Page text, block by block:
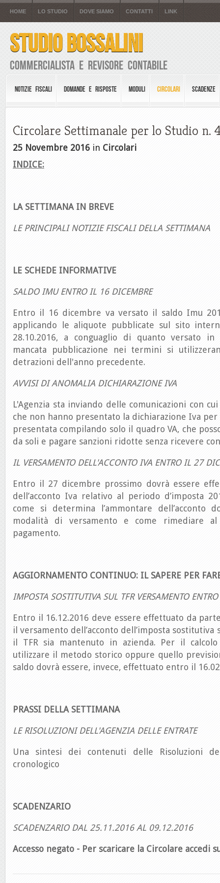
HOME LO STUDIO DOVE SIAMO CONTATTI LINK
STUDIO BOSSALINI
Commercialista e Revisore Contabile
NOTIZIE FISCALI DOMANDE E RISPOSTE MODULI CIRCOLARI SCADENZE
Circolare Settimanale per lo Studio n.
25 Novembre 2016 in Circolari
INDICE:
LA SETTIMANA IN BREVE
LE PRINCIPALI NOTIZIE FISCALI DELLA SETTIMANA
LE SCHEDE INFORMATIVE
SALDO IMU ENTRO IL 16 DICEMBRE
Entro il 16 dicembre va versato il saldo Imu
applicando le aliquote pubblicate sul sito
28.10.2016, a conguaglio di quanto versato
mancata pubblicazione nei termini si
detrazioni dell'anno precedente.
AVVISI DI ANOMALIA DICHIARAZIONE IVA
L'Agenzia sta inviando delle comunicazioni con
che non hanno presentato la dichiarazione Iva per
presentata compilando solo il quadro VA, che
da soli e pagare sanzioni ridotte senza ricevere
IL VERSAMENTO DELL'ACCONTO IVA ENTRO IL 27
Entro il 27 dicembre prossimo dovrà essere
dell’acconto Iva relativo al periodo d’imposta
come si determina l’ammontare dell’acconto
modalità di versamento e come rimediare
pagamento.
AGGIORNAMENTO CONTINUO: IL SAPERE PER
IMPOSTA SOSTITUTIVA SUL TFR VERSAMENTO
Entro il 16.12.2016 deve essere effettuato da
il versamento dell’acconto dell’imposta sostitutiva
il TFR sia mantenuto in azienda. Per il
utilizzare il metodo storico oppure quello
saldo dovrà essere, invece, effettuato entro il
PRASSI DELLA SETTIMANA
LE RISOLUZIONI DELL'AGENZIA DELLE ENTRATE
Una sintesi dei contenuti delle Risoluzioni
cronologico
SCADENZARIO
SCADENZARIO DAL 25.11.2016 AL 09.12.2016
Accesso negato - Per scaricare la Circolare accedi